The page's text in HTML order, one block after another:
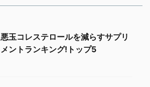
悪玉コレステロールを減らすサプリ
メントランキング!トップ5